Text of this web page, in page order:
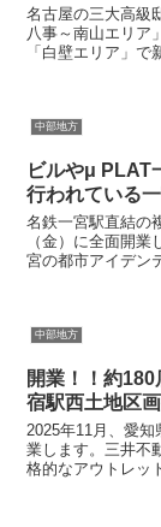
名古屋の三大高級
八事～南山エリア
「白壁エリア」で
中部地方
ビルやμ PLAT
行われている
名鉄一宮駅直結の
（金）に全面開
宮の都市アイデン
中部地方
開業！！約
宿駅西土地区
2025年11月、愛
業します。三井不
格的なアウトレッ